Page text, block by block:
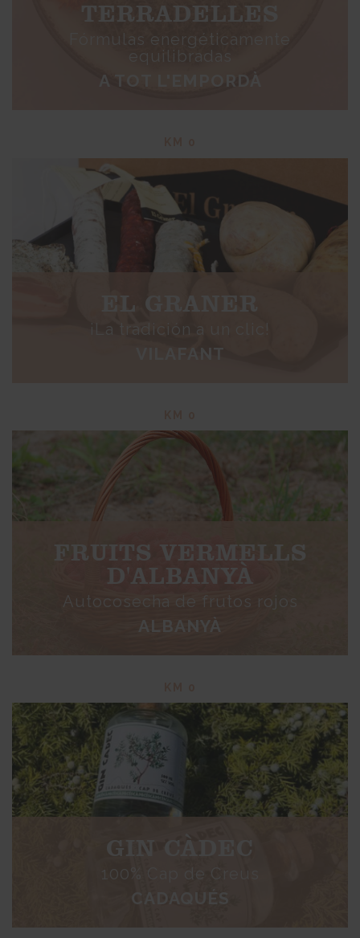
TERRADELLES
Fórmulas energéticamente
equilibradas
A TOT L'EMPORDÀ
EL GRANER
¡La tradición a un clic!
VILAFANT
FRUITS VERMELLS
D'ALBANYÀ
Autocosecha de frutos rojos
ALBANYÀ
GIN CÀDEC
100% Cap de Creus
CADAQUÉS